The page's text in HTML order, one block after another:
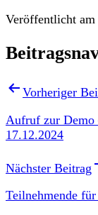
Veröffentlicht am
Vorheriger
Aufruf zur Demo
17.12.2024
Nächster Beitrag
Teilnehmende